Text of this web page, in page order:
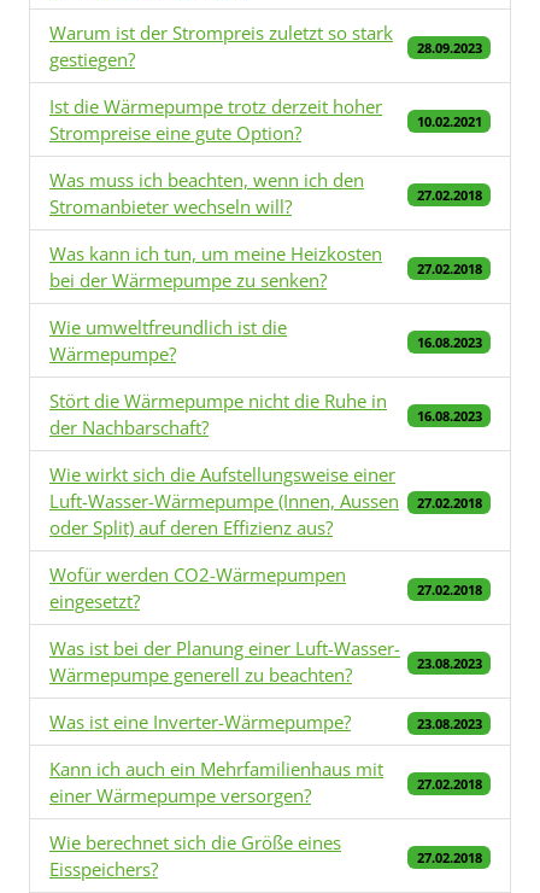
Warum ist der Strompreis zuletzt so stark
gestiegen?
28.09.2023
Ist die Wärmepumpe trotz derzeit hoher
Strompreise eine gute Option?
10.02.2021
Was muss ich beachten, wenn ich den
Stromanbieter wechseln will?
27.02.2018
Was kann ich tun, um meine Heizkosten
bei der Wärmepumpe zu senken?
27.02.2018
Wie umweltfreundlich ist die
Wärmepumpe?
16.08.2023
Stört die Wärmepumpe nicht die Ruhe in
der Nachbarschaft?
16.08.2023
Wie wirkt sich die Aufstellungsweise einer
Luft-Wasser-Wärmepumpe (Innen, Aussen
oder Split) auf deren Effizienz aus?
27.02.2018
Wofür werden CO2-Wärmepumpen
eingesetzt?
27.02.2018
Was ist bei der Planung einer Luft-Wasser-
Wärmepumpe generell zu beachten?
23.08.2023
Was ist eine Inverter-Wärmepumpe? 23.08.2023
Kann ich auch ein Mehrfamilienhaus mit
einer Wärmepumpe versorgen?
27.02.2018
Wie berechnet sich die Größe eines
Eisspeichers?
27.02.2018